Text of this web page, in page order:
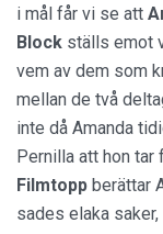
i mål får vi se att
Block ställs emot
vem av dem som
mellan de två
inte då Amanda
Pernilla att hon tar
Filmtopp berättar
sades elaka